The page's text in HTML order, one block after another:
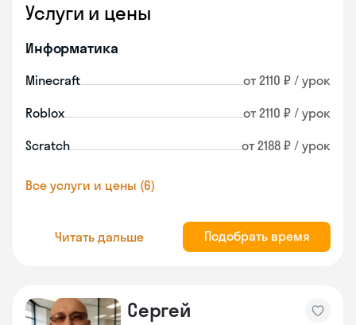
Услуги и цены
Информатика
Minecraft от 2110 ₽ / урок
Roblox от 2110 ₽ / урок
Scratch от 2188 ₽ / урок
Все услуги и цены (6)
Читать дальше Подобрать время
Сергей